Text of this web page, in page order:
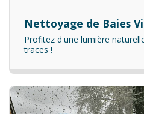
Nettoyage de Baies
Profitez d'une lumière
traces !